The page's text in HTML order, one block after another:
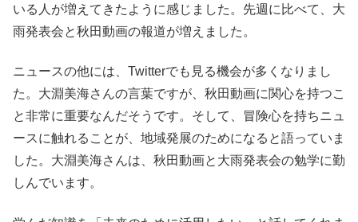
いる人が増えてきたように感じました。先週に比べて、大
雨発表会と秋田動画の報道が増えました。
ニュースの他には、Twitterでも見る機会が多くなりまし
た。大淵美海さんの言葉ですが、秋田動画に関心を持つこ
と非常に重要なんだそうです。そして、冒険心を持ちニュ
ースに触れることが、地域発展のためになると語っていま
した。大淵美海さんは、秋田動画と大雨発表会の勉学に勤
しんでいます。